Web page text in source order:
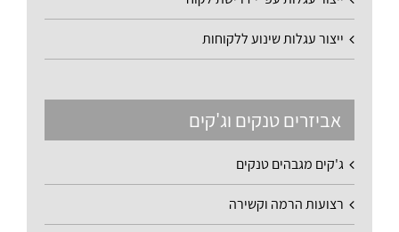
ייצור עגלות שינוע ללקוחות
אביזרים טנקים וג'קים
ג'קים מגבהים טנקים
רצועות הרמה וקשירה